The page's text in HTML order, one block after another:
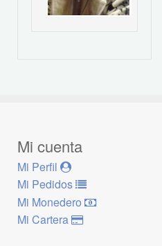
Mi cuenta
Mi Perfil
Mi Pedidos
Mi Monedero
Mi Cartera